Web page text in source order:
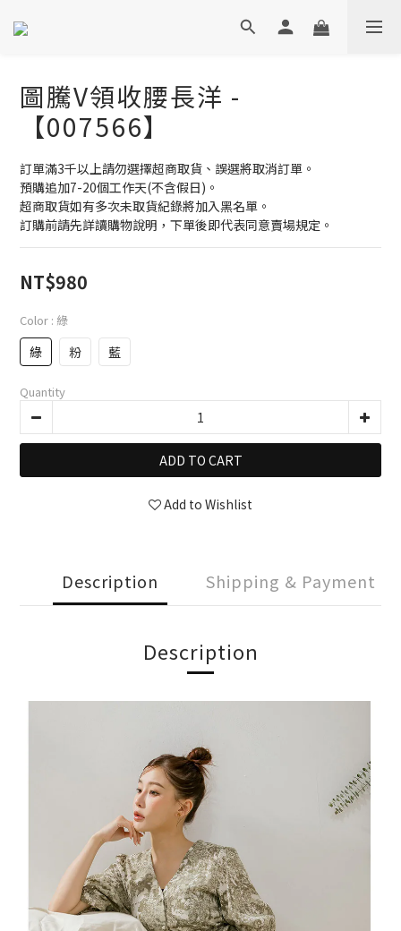
圖騰V領收腰長洋 -
【007566】
訂單滿3千以上請勿選擇超商取貨、誤選將取消訂單。
預購追加7-20個工作天(不含假日)。
超商取貨如有多次未取貨紀錄將加入黑名單。
訂購前請先詳讀購物說明，下單後即代表同意賣場規定。
NT$980
Color : 綠
綠 粉 藍
Quantity
ADD TO CART
Add to Wishlist
Description Shipping & Payment
Description